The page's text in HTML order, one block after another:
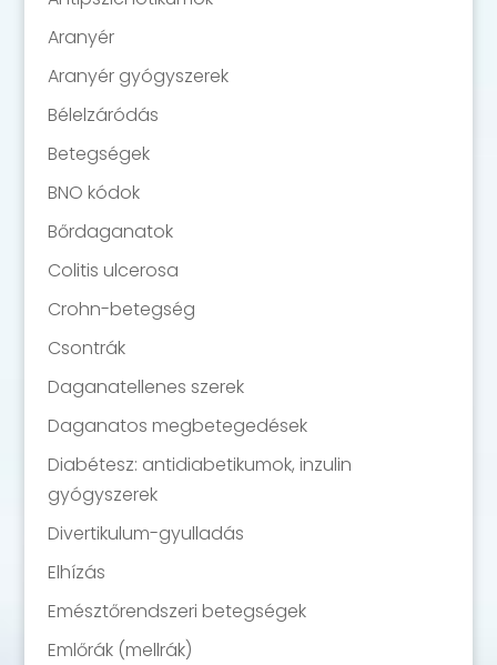
Aranyér
Aranyér gyógyszerek
Bélelzáródás
Betegségek
BNO kódok
Bőrdaganatok
Colitis ulcerosa
Crohn-betegség
Csontrák
Daganatellenes szerek
Daganatos megbetegedések
Diabétesz: antidiabetikumok, inzulin
gyógyszerek
Divertikulum-gyulladás
Elhízás
Emésztőrendszeri betegségek
Emlőrák (mellrák)